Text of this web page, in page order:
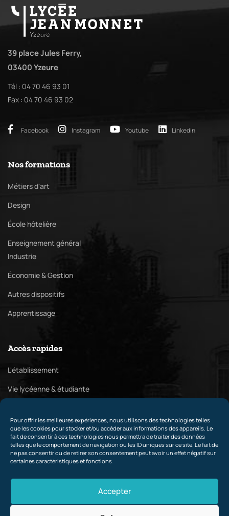
Pour offrir les meilleures expériences, nous utilisons des technologies telles
que les cookies pour stocker et/ou accéder aux informations des appareils. Le
fait de consentir à ces technologies nous permettra de traiter des données
telles que le comportement de navigation ou les ID uniques sur ce site. Le fait de
ne pas consentir ou de retirer son consentement peut avoir un effet négatif sur
certaines caractéristiques et fonctions.
Accepter
39 place Jules Ferry,
03400 Yzeure
Tél : 04 70 46 93 01
Fax : 04 70 46 93 02
Facebook Instagram Youtube Linkedin
Nos formations
Métiers d'art
Design
École hôtelière
Enseignement général
Industrie
Économie & Gestion
Autres dispositifs
Apprentissage
Accès rapides
L'établissement
Vie lycéenne & étudiante
Relations internationales & partenaires
Contact
Liens utiles–Mentions légales–Cookies–Politique de